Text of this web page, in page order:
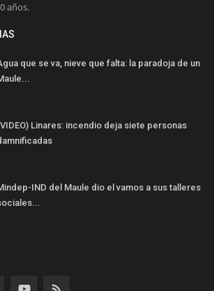
años.
que se va, nieve que falta: la paradoja de un
Linares: incendio deja siete personas
IND del Maule dio el vamos a sus talleres